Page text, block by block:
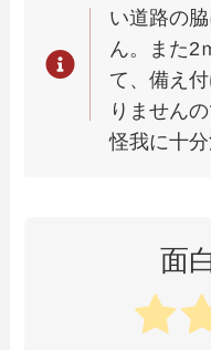
い道路の
ん。また2
て、備え
りません
怪我に十分
面